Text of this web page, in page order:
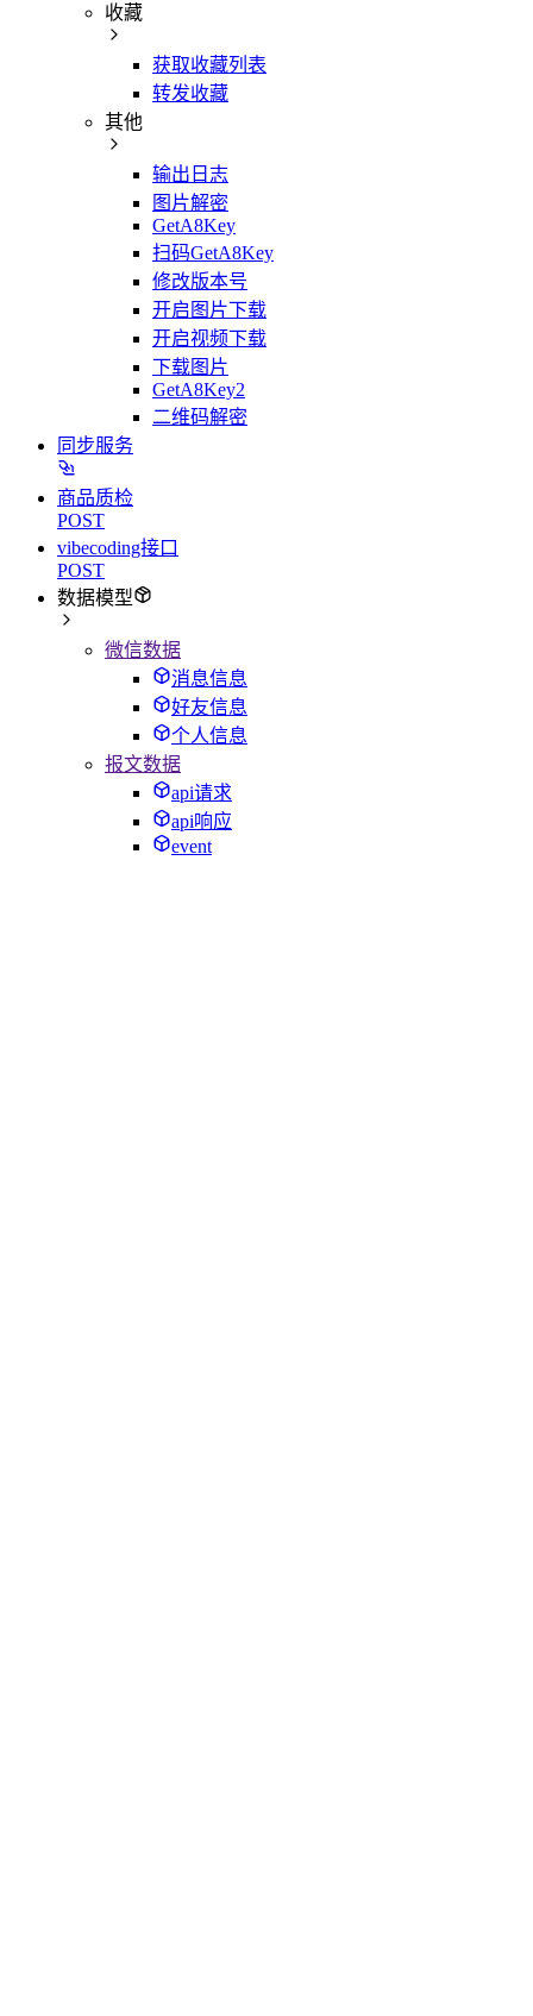
收藏
获取收藏列表
转发收藏
其他
输出日志
图片解密
GetA8Key
扫码GetA8Key
修改版本号
开启图片下载
开启视频下载
下载图片
GetA8Key2
二维码解密
同步服务
商品质检
POST
vibecoding接口
POST
数据模型
微信数据
消息信息
好友信息
个人信息
报文数据
api请求
api响应
event